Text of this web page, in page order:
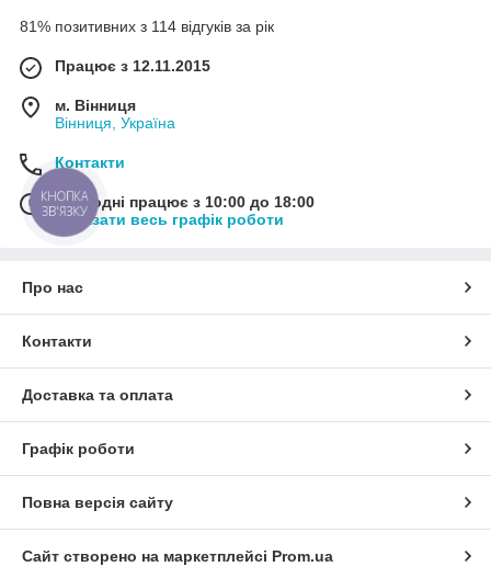
81% позитивних з 114 відгуків за рік
Працює з 12.11.2015
м. Вінниця
Вінниця, Україна
Контакти
Сьогодні працює з 10:00 до 18:00
Показати весь графік роботи
Про нас
Контакти
Доставка та оплата
Графік роботи
Повна версія сайту
Сайт створено на маркетплейсі Prom.ua
КНОПКА
ЗВ'ЯЗКУ